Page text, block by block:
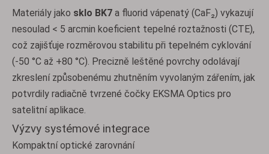
Materiály jako sklo BK7 a fluorid vápenatý (CaF₂) vykazují
nesoulad < 5 arcmin koeficient tepelné roztažnosti (CTE),
což zajišťuje rozměrovou stabilitu při tepelném cyklování
(-50 °C až +80 °C). Precizně leštěné povrchy odolávají
zkreslení způsobenému zhutněním vyvolaným zářením, jak
potvrdily radiačně tvrzené čočky EKSMA Optics pro
satelitní aplikace.
Výzvy systémové integrace
Kompaktní optické zarovnání